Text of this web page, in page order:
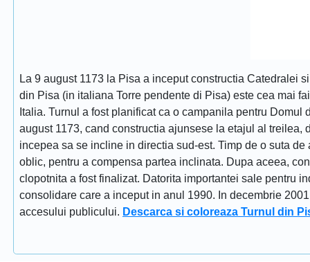
La 9 august 1173 la Pisa a inceput constructia Catedralei
din Pisa (in italiana Torre pendente di Pisa) este cea mai
Italia. Turnul a fost planificat ca o campanila pentru
august 1173, cand constructia ajunsese la etajul al
incepea sa se incline in directia sud-est. Timp de o suta
oblic, pentru a compensa partea inclinata. Dupa aceea,
clopotnita a fost finalizat. Datorita importantei sale pentru
consolidare care a inceput in anul 1990. In decembrie
accesului publicului. Descarca si coloreaza Turnul din